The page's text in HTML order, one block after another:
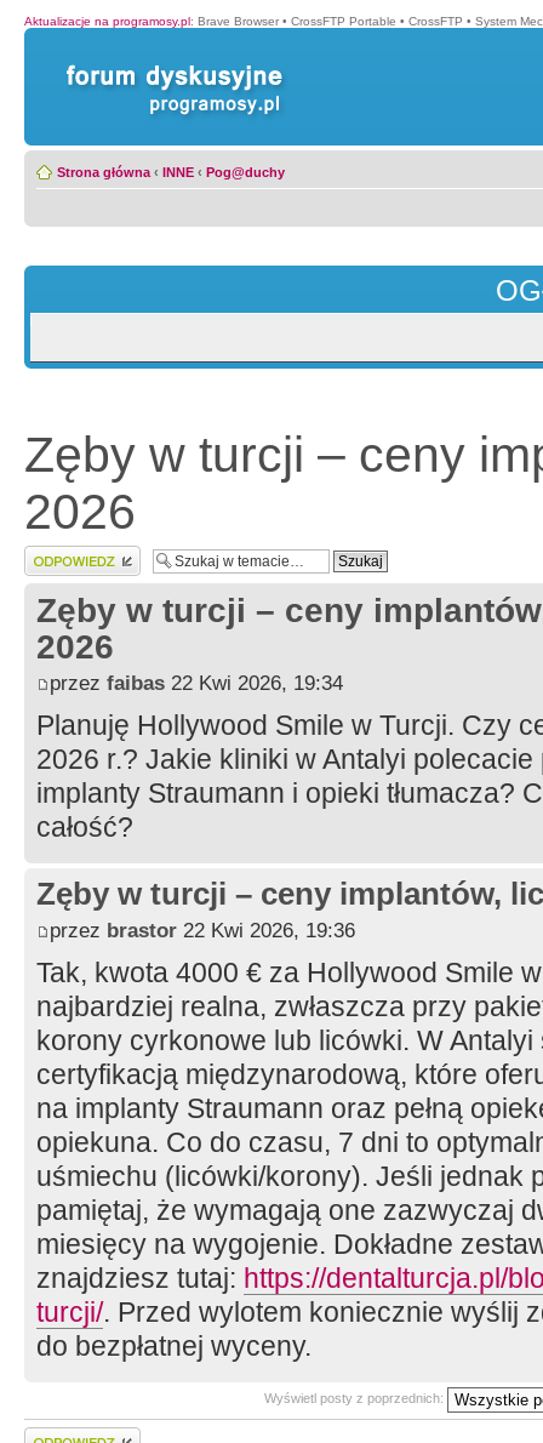
Aktualizacje na programosy.pl: Brave Browser • CrossFTP Portable • CrossFTP • System
Strona główna ‹ INNE ‹ Pog@duchy
Zęby w turcji – ceny
2026
Wyślij odpowiedź
Zęby w turcji – ceny
2026
przez faibas 22 Kwi 2026, 19:34
Planuję Hollywood Smile w Turcji. Czy
2026 r.? Jakie kliniki w Antalyi
implanty Straumann i opieki tłumacza?
całość?
Zęby w turcji – ceny implantów,
przez brastor 22 Kwi 2026, 19:36
Tak, kwota 4000 € za Hollywood Smile
najbardziej realna, zwłaszcza przy
korony cyrkonowe lub licówki. W
certyfikacją międzynarodową, które
na implanty Straumann oraz pełną
opiekuna. Co do czasu, 7 dni to
uśmiechu (licówki/korony). Jeśli jednak
pamiętaj, że wymagają one zazwyczaj
miesięcy na wygojenie. Dokładne
znajdziesz tutaj: https://dentalturcja.pl/
turcji/. Przed wylotem koniecznie wyślij
do bezpłatnej wyceny.
Wyświetl posty z poprzednich:
Wyślij odpowiedź